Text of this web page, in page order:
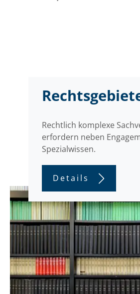
Rechtlich komplexe
erfordern neben
Spezialwissen.
Details